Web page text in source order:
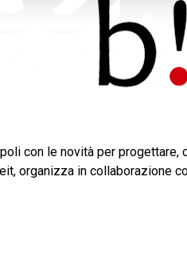
con le novità per
organizza in collaborazione